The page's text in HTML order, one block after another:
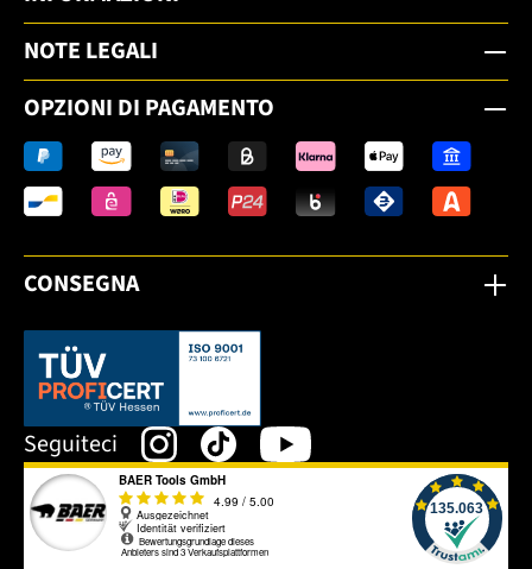
NOTE LEGALI
OPZIONI DI PAGAMENTO
CONSEGNA
Dieser Link öffnet sich in einem neuen Tab.
Seguiteci